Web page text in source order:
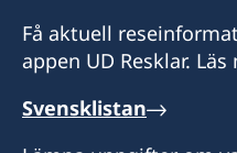
Boldkhuyag
Få aktuell
appen UD Resklar.
Svensklistan